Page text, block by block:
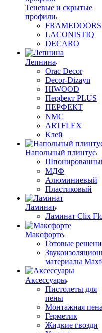
Теневые и скрытые
профили
FRAMEDOORS
LACONISTIQ
DECARO
Лепнина
Orac Decor
Decor-Dizayn
HIWOOD
Перфект PLUS
ПЕРФЕКТ
NMC
ARTFLEX
Клей
Напольный плинтус
МДФ
Алюминиевый
Пластиковый
Ламинат
Ламинат Clix
Максфорте
Готовые
материалы
Аксессуары
Пистолеты для
пены
Монтажная пена
Герметик
Жидкие гвозди